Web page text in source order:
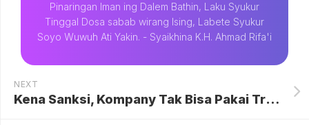
Pinaringan Iman ing Dalem Bathin, Laku Syukur
Tinggal Dosa sabab wirang Ising, Labete Syukur
Soyo Wuwuh Ati Yakin. - Syaikhina K.H. Ahmad Rifa'i
NEXT
Kena Sanksi, Kompany Tak Bisa Pakai Trik Mourinho ke Ruang Ganti